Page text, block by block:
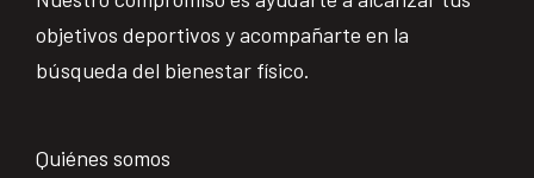
objetivos deportivos y acompañarte en la
búsqueda del bienestar físico.
Quiénes somos